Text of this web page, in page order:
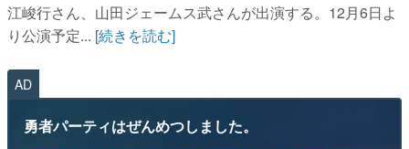
江峻行さん、山田ジェームス武さんが出演する。12月6日よ
り公演予定... [続きを読む]
AD
勇者パーティはぜんめつしました。